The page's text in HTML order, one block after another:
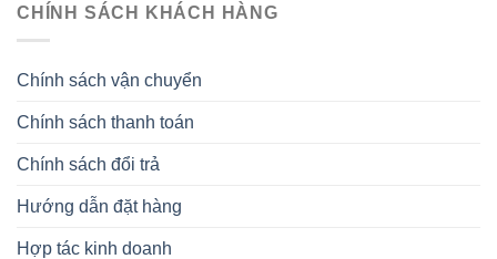
CHÍNH SÁCH KHÁCH HÀNG
Chính sách vận chuyển
Chính sách thanh toán
Chính sách đổi trả
Hướng dẫn đặt hàng
Hợp tác kinh doanh